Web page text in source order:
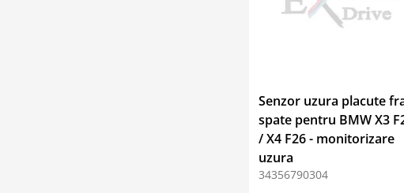
Senzor uzura placute
spate pentru BMW X3
/ X4 F26 - monitorizare
uzura
34356790304